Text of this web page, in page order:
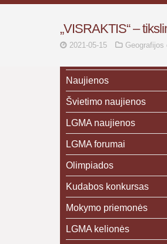
„VISRAKTIS“ –
2021-05-15 Geografijos
Naujienos
Švietimo naujienos
LGMA naujienos
LGMA forumai
Olimpiados
Kudabos konkursas
Mokymo priemonės
LGMA kelionės